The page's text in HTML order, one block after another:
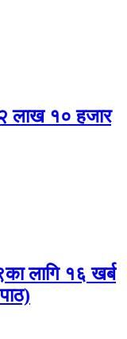
लाख १० हजार
लागि १६ खर्ब